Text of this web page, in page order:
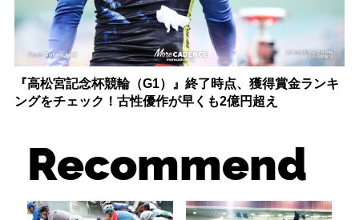
『高松宮記念杯競輪（G1）』終了時点、獲得賞金ランキ
ングをチェック！古性優作が早くも2億円超え
Recommend